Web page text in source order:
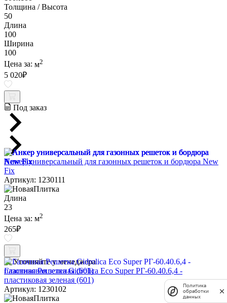
Толщина / Высота
50
Длина
100
Ширина
100
Цена за: м2
5 020₽
Под заказ
Анкер универсальный для газонных решеток и бордюра New
Fix
Артикул: 1230111
Длина
23
Цена за: м2
265₽
Уточняйте у менеджера
Газонная Решетка Gidrolica Eco Super РГ-60.40.6,4 -
пластиковая зеленая (601)
Артикул: 1230102
Политика
обработки
данных